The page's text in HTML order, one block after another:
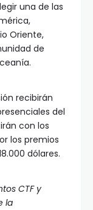
una de las
Oriente,
de
recibirán
del
con los
los premios
dólares.
CTF y
la